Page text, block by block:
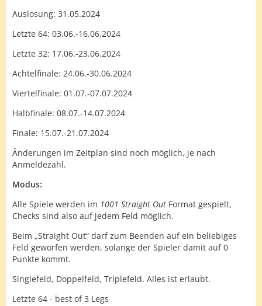
Auslosung: 31.05.2024
Letzte 64: 03.06.-16.06.2024
Letzte 32: 17.06.-23.06.2024
Achtelfinale: 24.06.-30.06.2024
Viertelfinale: 01.07.-07.07.2024
Halbfinale: 08.07.-14.07.2024
Finale: 15.07.-21.07.2024
Änderungen im Zeitplan sind noch möglich, je nach
Anmeldezahl.
Modus:
Alle Spiele werden im 1001 Straight Out Format gespielt,
Checks sind also auf jedem Feld möglich.
Beim „Straight Out“ darf zum Beenden auf ein beliebiges
Feld geworfen werden, solange der Spieler damit auf 0
Punkte kommt.
Singlefeld, Doppelfeld, Triplefeld. Alles ist erlaubt.
Letzte 64 - best of 3 Legs